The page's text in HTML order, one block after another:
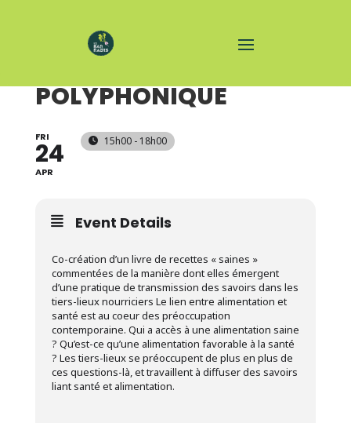
POLYPHONIQUE
FRI
24
APR
15h00 - 18h00
Event Details
Co-création d’un livre de recettes « saines »
commentées de la manière dont elles émergent
d’une pratique de transmission des savoirs dans les
tiers-lieux nourriciers Le lien entre alimentation et
santé est au coeur des préoccupation
contemporaine. Qui a accès à une alimentation saine
? Qu’est-ce qu’une alimentation favorable à la santé
? Les tiers-lieux se préoccupent de plus en plus de
ces questions-là, et travaillent à diffuser des savoirs
liant santé et alimentation.